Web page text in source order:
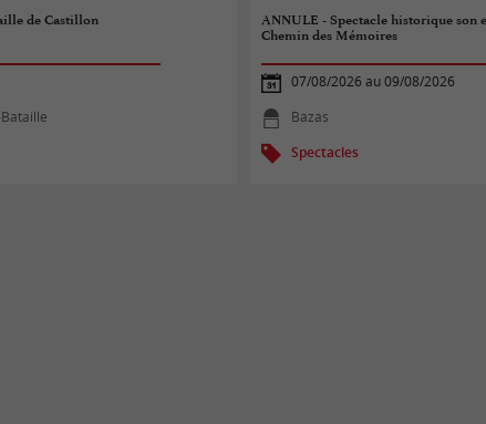
de Castillon
ANNULE - Spectacle historique son
Chemin des Mémoires
07/08/2026 au 09/08/2026
Bazas
Spectacles